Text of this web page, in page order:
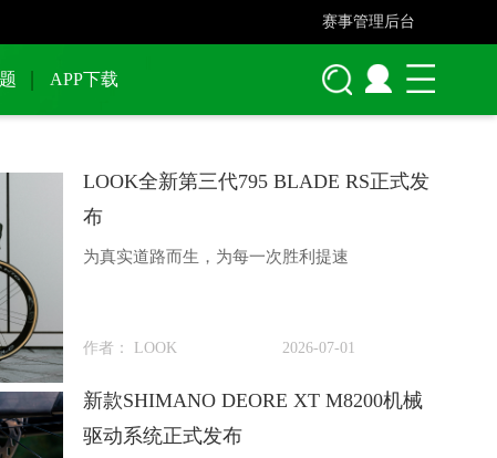
赛事管理后台
APP下载
LOOK全新第三代795 BLADE RS正式发
布
​为真实道路而生，为每一次胜利提速
作者： LOOK 2026-07-01
新款SHIMANO DEORE XT M8200机械
驱动系统正式发布